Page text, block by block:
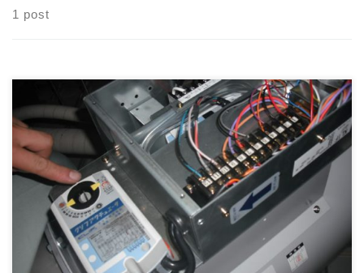
1 post
CAVの運転が不具合を起こしておりました。原因はリミット
スイッチの調整がうまく行ってなかったことによ […]